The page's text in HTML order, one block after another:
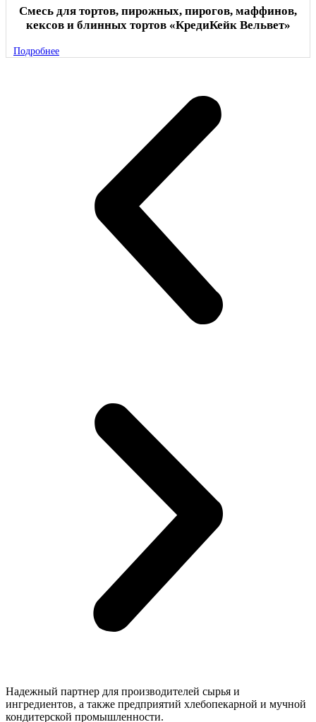
Смесь для тортов, пирожных, пирогов, маффинов,
кексов и блинных тортов «КредиКейк Вельвет»
Подробнее
Надежный партнер для производителей сырья и
ингредиентов, а также предприятий хлебопекарной и мучной
кондитерской промышленности.